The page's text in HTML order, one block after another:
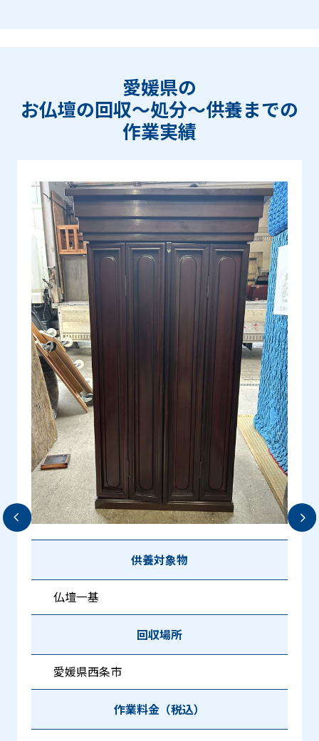
愛媛県の
お仏壇の回収〜処分〜供養までの
作業実績
供養対象物
仏壇一基
回収場所
愛媛県松山市
作業料金（税込）